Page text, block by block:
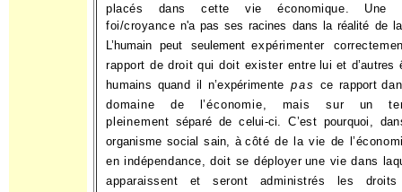
placés dans cette vie économique. Une
foi/croyance n'a pas ses racines dans la réalité de
L’humain peut seulement expérimenter
rapport de droit qui doit exister entre lui et d’autres
humains quand il n’expérimente pas ce rapport
domaine de l’économie, mais sur un
pleinement séparé de celui-ci. C’est pourquoi,
organisme social sain, à côté de la vie de
en indépendance, doit se déployer une vie dans
apparaissent et seront administrés les droits